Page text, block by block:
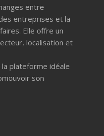
entre
entreprises et la
Elle offre un
localisation et
plateforme idéale
son